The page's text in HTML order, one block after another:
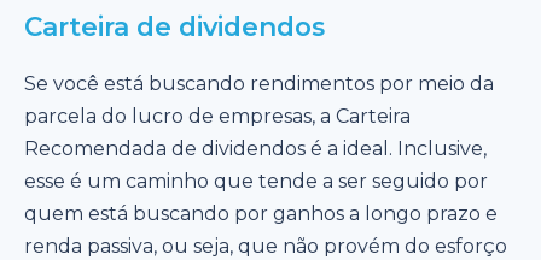
Carteira de dividendos
Se você está buscando rendimentos por meio da
parcela do lucro de empresas, a Carteira
Recomendada de dividendos é a ideal. Inclusive,
esse é um caminho que tende a ser seguido por
quem está buscando por ganhos a longo prazo e
renda passiva, ou seja, que não provém do esforço